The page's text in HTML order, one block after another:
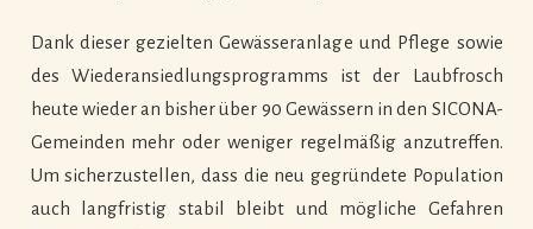
Dank dieser gezielten Gewässeranlage und Pflege sowie
des Wiederansiedlungsprogramms ist der Laubfrosch
heute wieder an bisher über 90 Gewässern in den SICONA-
Gemeinden mehr oder weniger regelmäßig anzutreffen.
Um sicherzustellen, dass die neu gegründete Population
auch langfristig stabil bleibt und mögliche Gefahren